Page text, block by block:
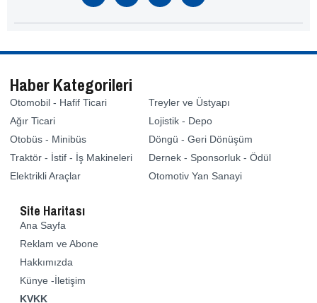
Haber Kategorileri
Otomobil - Hafif Ticari
Ağır Ticari
Otobüs - Minibüs
Traktör - İstif - İş Makineleri
Elektrikli Araçlar
Treyler ve Üstyapı
Lojistik - Depo
Döngü - Geri Dönüşüm
Dernek - Sponsorluk - Ödül
Otomotiv Yan Sanayi
Site Haritası
Ana Sayfa
Reklam ve Abone
Hakkımızda
Künye -İletişim
KVKK